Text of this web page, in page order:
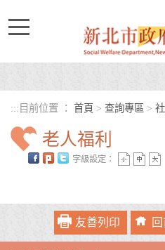
::: 目前位置 ： 首頁 > 查詢專區 >
老人福利
字級設定：
友善列印